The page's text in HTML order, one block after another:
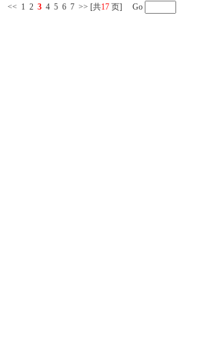
<< 1 2 3 4 5 6 7 >> [共17 页] Go